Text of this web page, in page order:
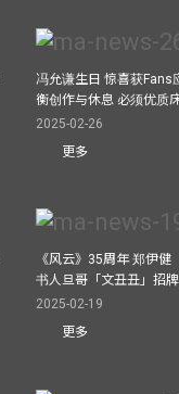
冯允谦生日 惊喜获Fans
衡创作与休息 必须优质
2025-02-26
更多
《风云》35周年 郑伊
书人旦哥「文丑丑」招
2025-02-19
更多